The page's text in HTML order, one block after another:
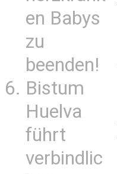
en Babys
zu
beenden!
Bistum
Huelva
führt
verbindlic